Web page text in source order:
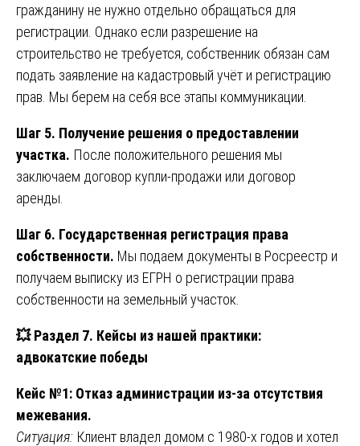
гражданину не нужно отдельно обращаться для
регистрации. Однако если разрешение на
строительство не требуется, собственник обязан сам
подать заявление на кадастровый учёт и регистрацию
прав. Мы берем на себя все этапы коммуникации.
Шаг 5. Получение решения о предоставлении
участка. После положительного решения мы
заключаем договор купли-продажи или договор
аренды.
Шаг 6. Государственная регистрация права
собственности. Мы подаем документы в Росреестр и
получаем выписку из ЕГРН о регистрации права
собственности на земельный участок.
💥Раздел 7. Кейсы из нашей практики:
адвокатские победы
Кейс №1: Отказ администрации из-за отсутствия
межевания.
Ситуация: Клиент владел домом с 1980-х годов и хотел